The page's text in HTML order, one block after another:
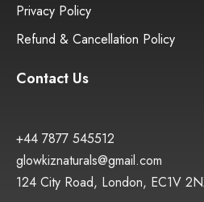
Privacy Policy
Refund & Cancellation Policy
Contact Us
+44 7877 545512
glowkiznaturals@gmail.com
124 City Road, London, EC1V